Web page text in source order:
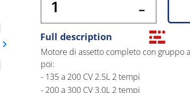
Successivo
keyboard_arrow_right
- 200 a 300 CV 3.0L 2 tempi
- VERADO L4 4 tempi da 135, 150,
Questo set può anche sostituire
conversione di riferimento WH476.
−
Full description
Motore di assetto completo con gruppo
poi:
- 135 a 200 CV 2.5L 2 tempi
- 200 a 300 CV 3.0L 2 tempi